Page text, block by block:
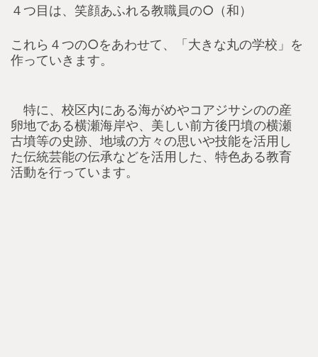
４つ目は、笑顔あふれる教職員の○（和）
これら４つの○をあわせて、「大きな丸の学校」を
作っていきます。
特に、校区内にある海がめやコアジサシのの産
卵地である横瀬海岸や、美しい前方後円墳の横瀬
古墳等の史跡、地域の方々の思いや技能を活用し
た伝統芸能の伝承などを活用した、特色ある教育
活動を行っています。